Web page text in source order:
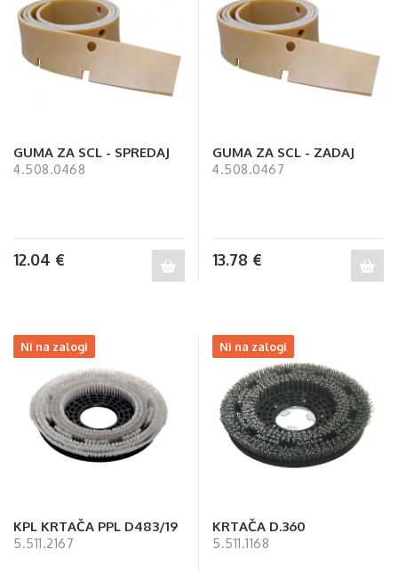
GUMA ZA SCL - SPREDAJ
4.508.0468
12.04 €
GUMA ZA SCL - ZADAJ
4.508.0467
13.78 €
Ni na zalogi
KPL KRTAČA PPL D483/19
5.511.2167
Ni na zalogi
KRTAČA D.360
5.511.1168